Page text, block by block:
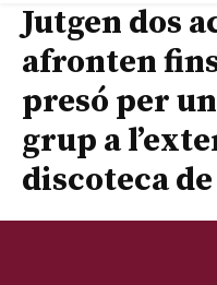
Jutgen dos
afronten
presó per
grup a
discoteca